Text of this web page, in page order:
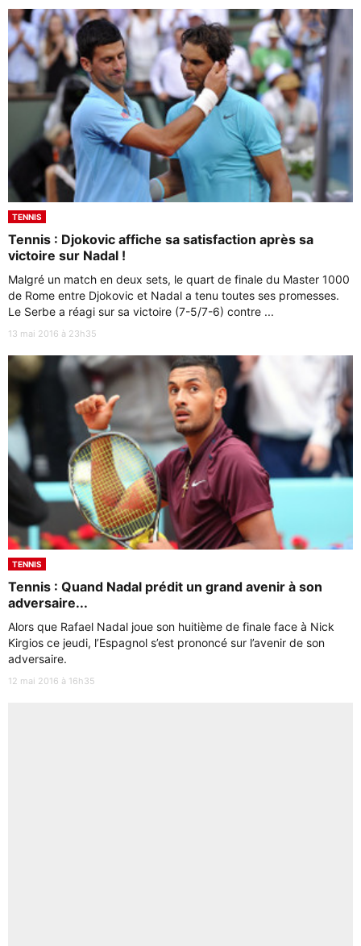
TENNIS
Tennis : Djokovic affiche sa satisfaction après sa
victoire sur Nadal !
Malgré un match en deux sets, le quart de finale du Master 1000
de Rome entre Djokovic et Nadal a tenu toutes ses promesses.
Le Serbe a réagi sur sa victoire (7-5/7-6) contre ...
13 mai 2016 à 23h35
TENNIS
Tennis : Quand Nadal prédit un grand avenir à son
adversaire...
Alors que Rafael Nadal joue son huitième de finale face à Nick
Kirgios ce jeudi, l’Espagnol s’est prononcé sur l’avenir de son
adversaire.
12 mai 2016 à 16h35